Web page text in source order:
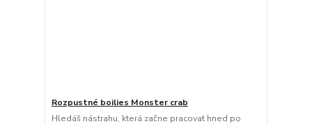
Rozpustné boilies Monster crab
Hledáš nástrahu, která začne pracovat hned po